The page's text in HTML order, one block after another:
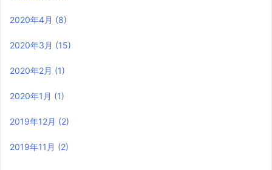
2020年4月 (8)
2020年3月 (15)
2020年2月 (1)
2020年1月 (1)
2019年12月 (2)
2019年11月 (2)